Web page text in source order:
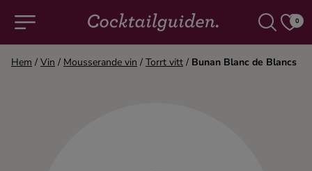
0
Hem / Vin / Mousserande vin / Torrt vitt / Bunan Blanc de Blancs